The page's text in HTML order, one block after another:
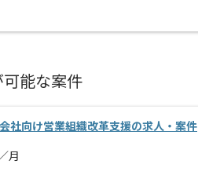
可能な案件
社向け営業組織改革支援の求人・案件
月